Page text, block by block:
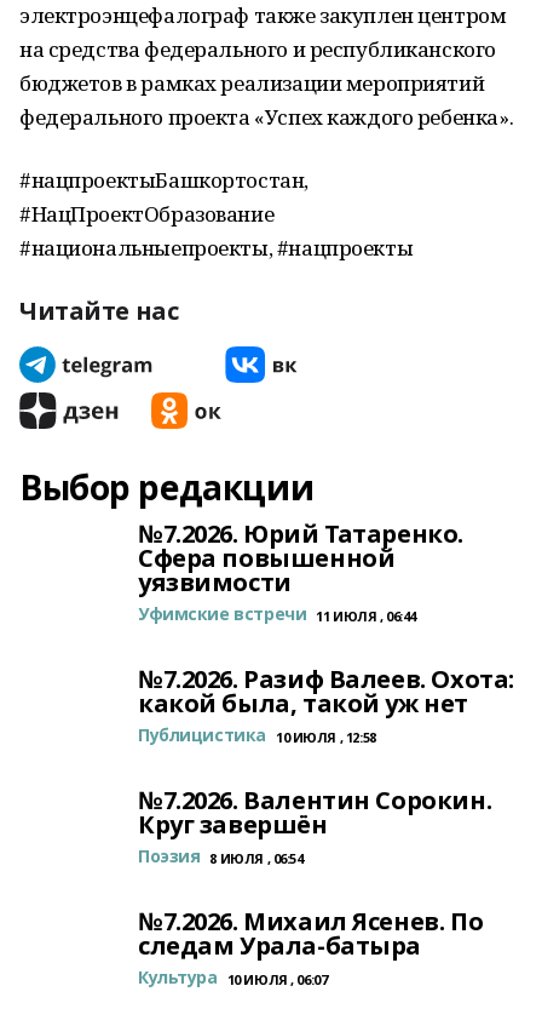
электроэнцефалограф также закуплен центром
на средства федерального и республиканского
бюджетов в рамках реализации мероприятий
федерального проекта «Успех каждого ребенка».
#нацпроектыБашкортостан,
#НацПроектОбразование
#национальныепроекты, #нацпроекты
Читайте нас
Выбор редакции
№7.2026. Юрий Татаренко.
Сфера повышенной
уязвимости
Уфимские встречи 11 ИЮЛЯ , 06:44
№7.2026. Разиф Валеев. Охота:
какой была, такой уж нет
Публицистика 10 ИЮЛЯ , 12:58
№7.2026. Валентин Сорокин.
Круг завершён
Поэзия 8 ИЮЛЯ , 06:54
№7.2026. Михаил Ясенев. По
следам Урала-батыра
Культура 10 ИЮЛЯ , 06:07